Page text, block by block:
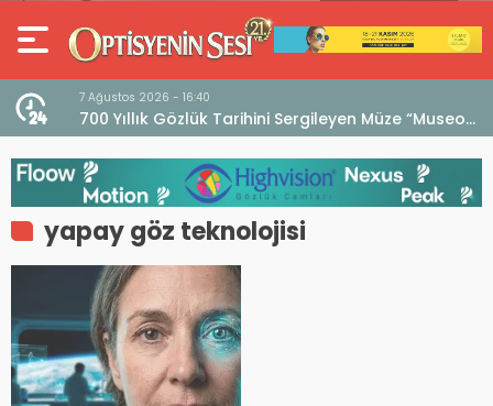
7 Ağustos 2026 - 16:40
700 Yıllık Gözlük Tarihini Sergileyen Müze “Museo
dell’Occhiale”
yapay göz teknolojisi